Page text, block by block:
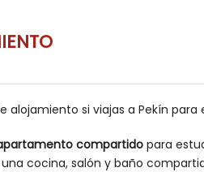
alojamiento si viajas a Pekín para
compartidopara
cocina, salón y baño